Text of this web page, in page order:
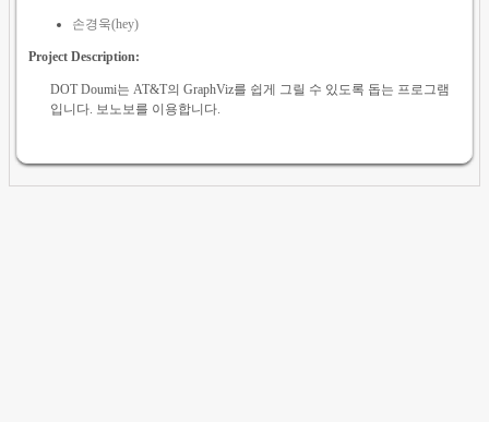
손경욱(hey)
Project Description:
DOT Doumi는 AT&T의 GraphViz를 쉽게 그릴 수 있도록 돕는 프로그램
입니다. 보노보를 이용합니다.